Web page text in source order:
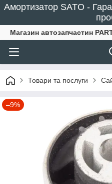
Амортизатор SATO -
Магазин автозапчастин
Товари та послуги
–9%